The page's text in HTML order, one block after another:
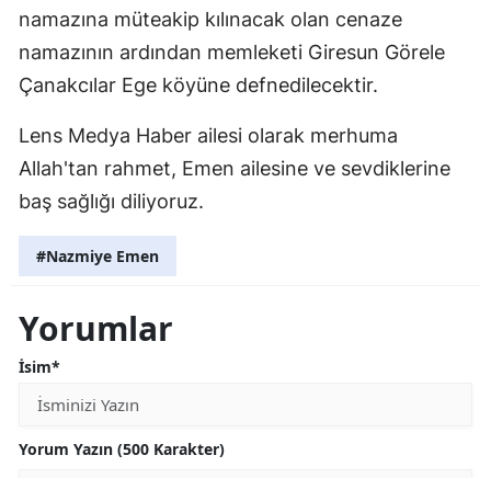
namazına müteakip kılınacak olan cenaze
namazının ardından memleketi Giresun Görele
Çanakcılar Ege köyüne defnedilecektir.
Lens Medya Haber ailesi olarak merhuma
Allah'tan rahmet, Emen ailesine ve sevdiklerine
baş sağlığı diliyoruz.
#Nazmiye Emen
Yorumlar
İsim*
Yorum Yazın (500 Karakter)